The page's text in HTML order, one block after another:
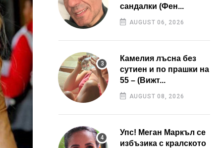
сандалки (Фен...
AUGUST 06, 2026
Камелия лъсна без
сутиен и по прашки на
55 – (Вижт...
AUGUST 08, 2026
Упс! Меган Маркъл се
избъзика с кралското